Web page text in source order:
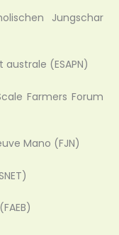
Jungschar
(ESAPN)
Farmers Forum
Mano (FJN)